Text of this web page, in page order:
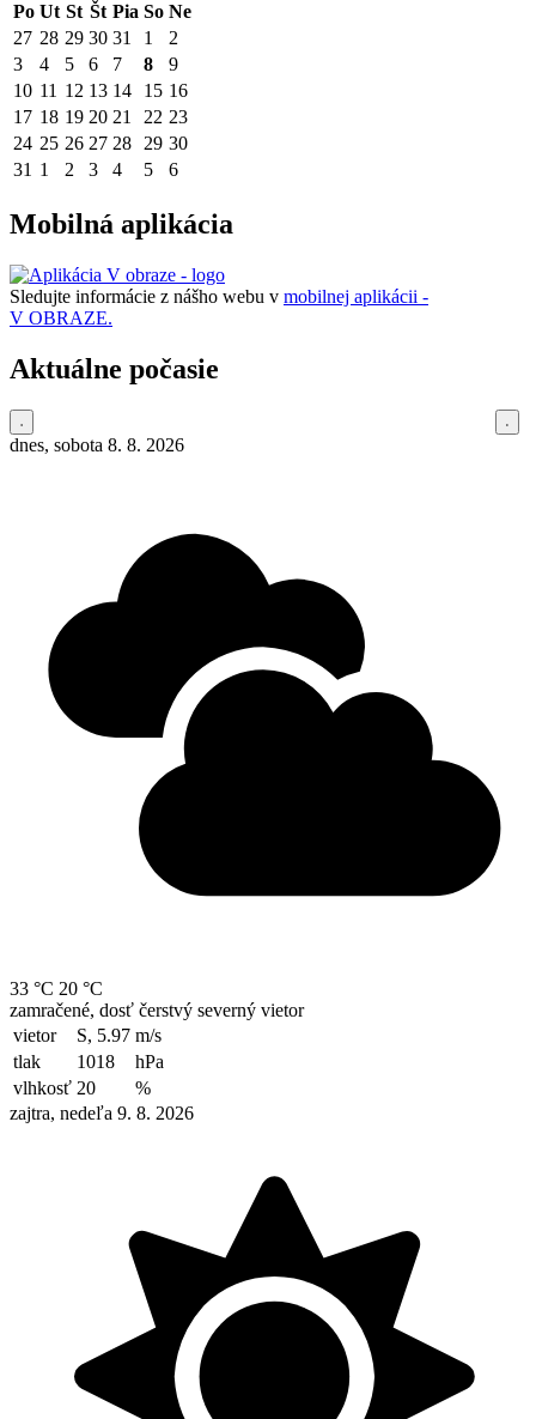
Po Ut St Št Pia So Ne
27 28 29 30 31 1
2
3
4 5 6 7 8
9
10 11 12 13 14 15 16
17 18 19 20 21 22 23
24 25 26 27 28 29 30
31 1 2 3 4 5 6
Mobilná aplikácia
Sledujte informácie z nášho webu v mobilnej aplikácii -
V OBRAZE.
Aktuálne počasie
dnes, sobota 8. 8. 2026
33 °C 20 °C
zamračené, dosť čerstvý severný vietor
vietor
S, 5.97 m/s
tlak
1018
hPa
vlhkosť 20
%
zajtra, nedeľa 9. 8. 2026